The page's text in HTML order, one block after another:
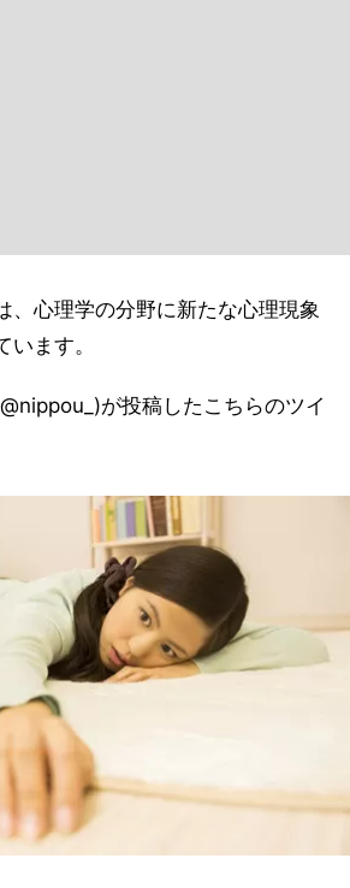
、心理学の分野に新たな心理現象
ます。
が投稿したこちらのツイ